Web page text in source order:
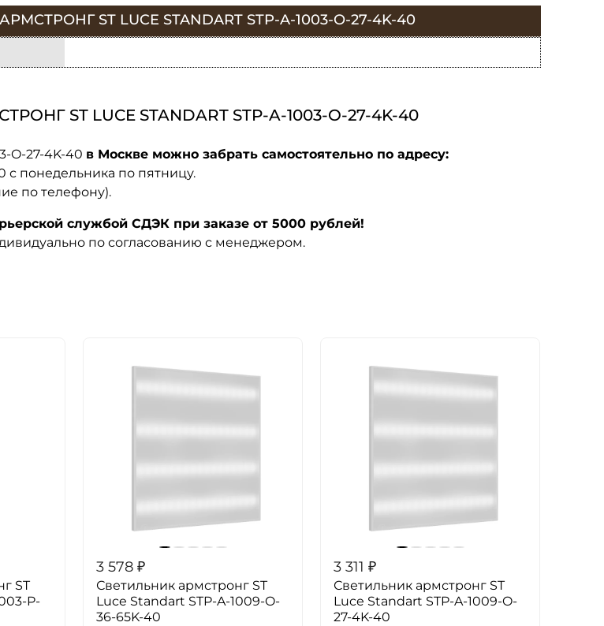
ST LUCE STANDART STP-A-1003-O-27-4K-40
ST LUCE STANDART STP-A-1003-O-27-4K-40
O-27-4K-40 в Москве можно забрать самостоятельно по адресу:
с понедельника по пятницу.
по телефону).
службой СДЭК при заказе от 5000 рублей!
по согласованию с менеджером.
ST
P-
3 578 ₽
Светильник армстронг ST
Luce Standart STP-A-1009-O-
36-65K-40
3 311 ₽
Светильник армстронг ST
Luce Standart STP-A-1009-O-
27-4K-40